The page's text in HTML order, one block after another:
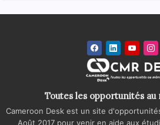
Toutes les opportunités
Cameroon Desk est un site
Août 2017 pour venir en aide aux